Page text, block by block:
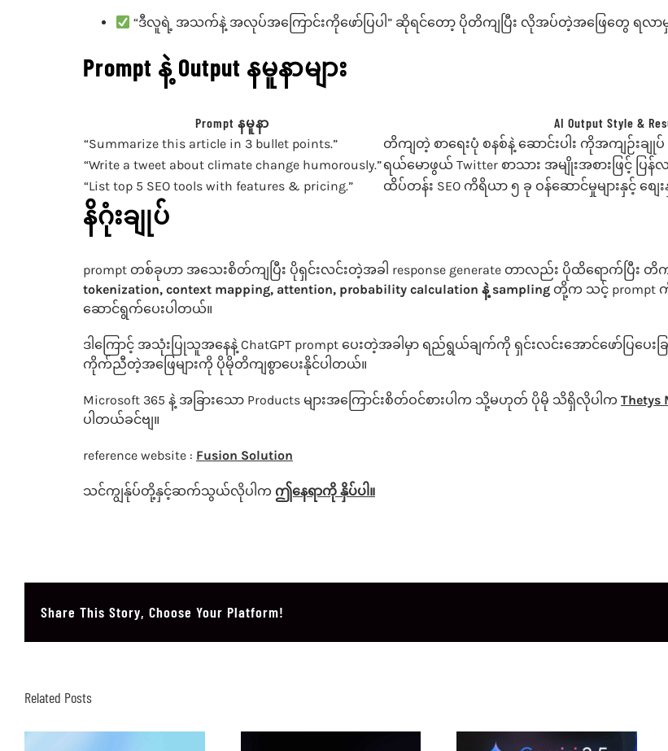
“ဒီလူရဲ့ အသက်နဲ့ အလုပ်အကြောင်းကိုဖော်ပြပါ” ဆိုရင်တော့ ပိုတိကျပြီး လိုအပ်တဲ့အဖြေတွေ ရလာမှ
Prompt နဲ့ Output နမူနာများ
Prompt နမူနာ
AI Output Style &
“Summarize this article in 3 bullet points.”
တိကျတဲ့ စာရေးပုံ စနစ်နဲ့ ဆောင်းပါး ကိုအကျဉ်းချု
“Write a tweet about climate change humorously.”ရယ်မောဖွယ် Twitter စာသား အမျိုးအစားဖြင့် ပြ
“List top 5 SEO tools with features & pricing.”
ထိပ်တန်း SEO ကိရိယာ ၅ ခု ဝန်ဆောင်မှုများနှင့် စျ
နိဂုံးချုပ်
prompt တစ်ခုဟာ အသေးစိတ်ကျပြီး ပိုရှင်းလင်းတဲ့အခါ response generate တာလည်း ပိုထိရောက်ပြီ
tokenization, context mapping, attention, probability calculation နဲ့ samplingတို့က သင့် prompt
ဆောင်ရွက်ပေးပါတယ်။
ဒါကြောင့် အသုံးပြုသူအနေနဲ့ ChatGPT prompt ပေးတဲ့အခါမှာ ရည်ရွယ်ချက်ကို ရှင်းလင်းအောင်ဖော်ပြပ
ကိုက်ညီတဲ့အဖြေများကို ပိုမိုတိကျစွာပေးနိုင်ပါတယ်။
Microsoft 365 နဲ့ အခြားသော Products များအကြောင်းစိတ်ဝင်စားပါက သို့မဟုတ် ပိုမို သိရှိလိုပါက Thetys
ပါတယ်ခင်ဗျ။
reference website : Fusion Solution
သင်ကျွန်ုပ်တို့နှင့်ဆက်သွယ်လိုပါက ဤနေရာကို နှိပ်ပါ ။
Share This Story, Choose Your Platform!
Related Posts